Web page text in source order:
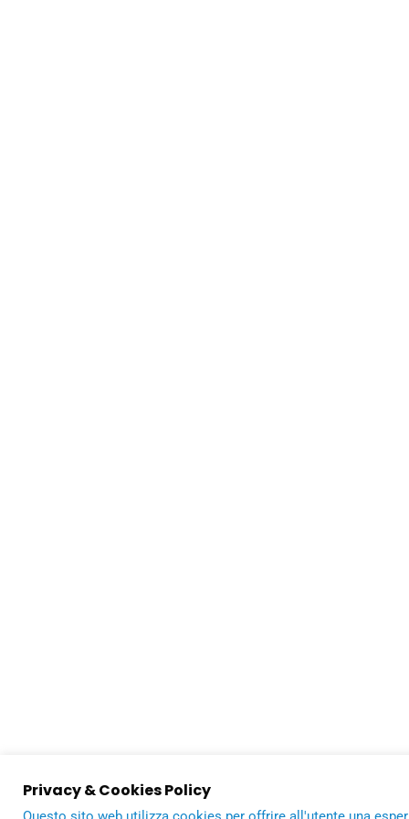
Privacy & Cookies Policy